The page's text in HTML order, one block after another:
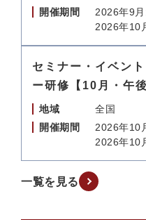
開催期間
2026年9月
2026年10
セミナー・イベン
ー研修【10月・午後
地域
全国
開催期間
2026年10
2026年10
一覧を見る